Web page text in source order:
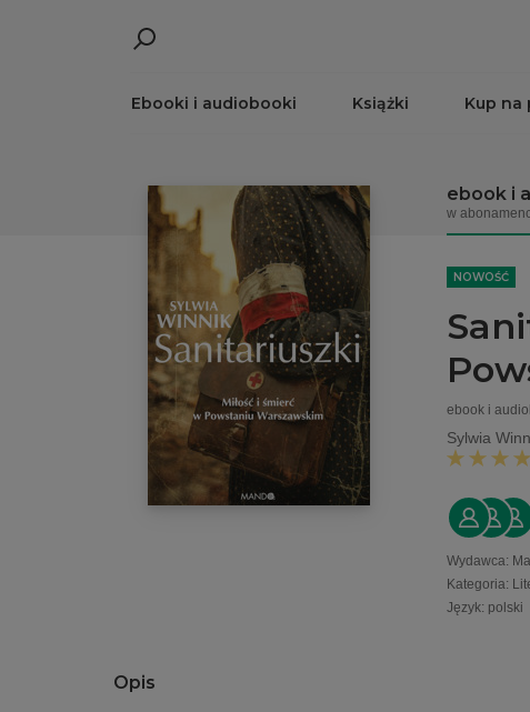
Ebooki i audiobooki Książki Kup na
ebook i
w
NOWOŚĆ
ebook i
Sylwia
Wydawca:
Kategoria:
Język: polski
Opis